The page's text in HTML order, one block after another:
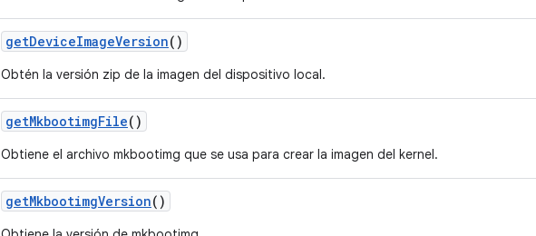
getDeviceImageVersion()
Obtén la versión zip de la imagen del dispositivo local.
getMkbootimgFile()
Obtiene el archivo mkbootimg que se usa para crear la imagen del kernel.
getMkbootimgVersion()